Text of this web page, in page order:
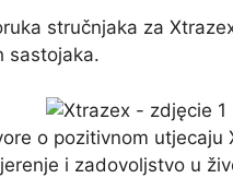
stručnjaka za
sastojaka.
o pozitivnom
i zadovoljstvo u